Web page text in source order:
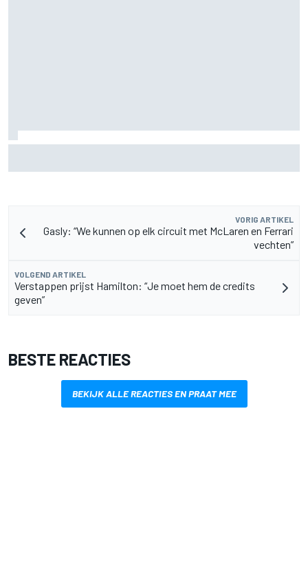
VORIG ARTIKEL
Gasly: “We kunnen op elk circuit met McLaren en Ferrari
vechten”
VOLGEND ARTIKEL
Verstappen prijst Hamilton: “Je moet hem de credits
geven”
BESTE REACTIES
BEKIJK ALLE REACTIES EN PRAAT MEE